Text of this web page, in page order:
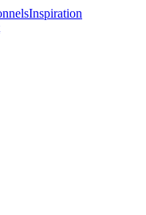
Inspiration